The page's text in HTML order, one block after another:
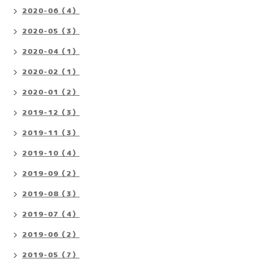
2020-06（4）
2020-05（3）
2020-04（1）
2020-02（1）
2020-01（2）
2019-12（3）
2019-11（3）
2019-10（4）
2019-09（2）
2019-08（3）
2019-07（4）
2019-06（2）
2019-05（7）